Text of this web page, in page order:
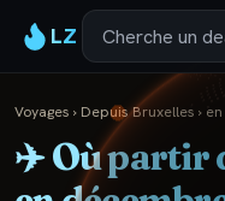
LZ
Voyages › DepuisBruxelles › en
✈️ Où partir